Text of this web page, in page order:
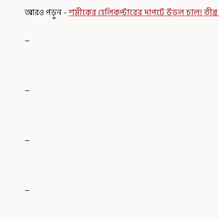
আরও পড়ুন -শমীকের হেলিকপ্টারের দাপটে উড়ল চাল!
_
_
_
_